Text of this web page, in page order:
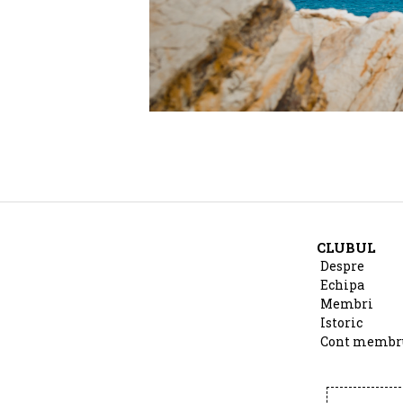
CLUBUL
Despre
Echipa
Membri
Istoric
Cont